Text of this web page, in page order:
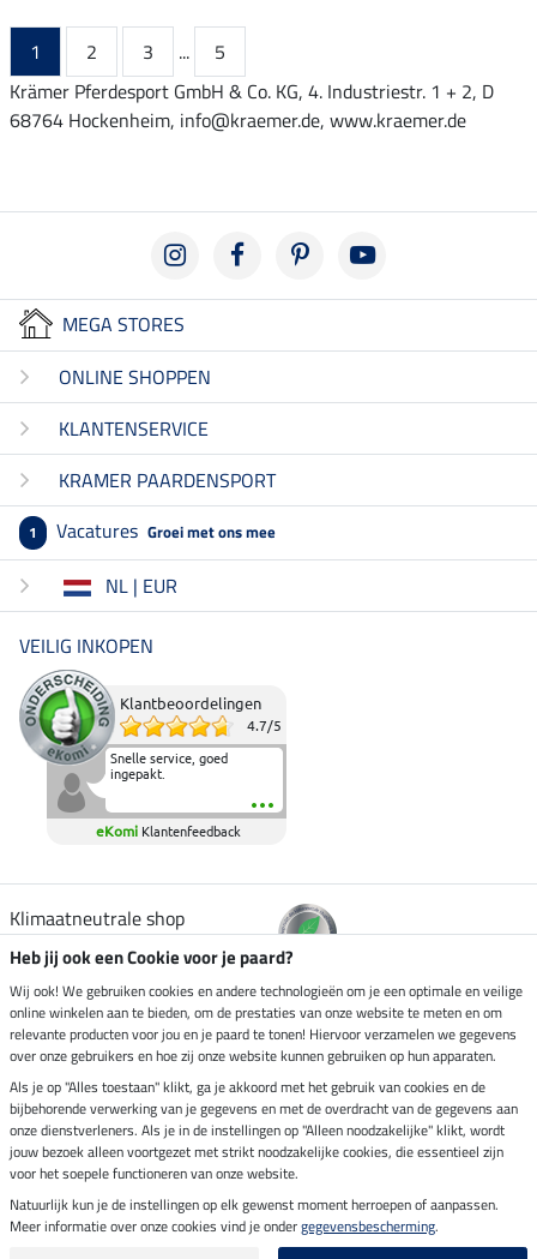
1 2 3 ...
5
Krämer Pferdesport GmbH & Co. KG, 4. Industriestr. 1 + 2, D
68764 Hockenheim, info@kraemer.de, www.kraemer.de
MEGA STORES
ONLINE SHOPPEN
KLANTENSERVICE
KRAMER PAARDENSPORT
1 Vacatures Groei met ons mee
NL | EUR
VEILIG INKOPEN
Klantbeoordelingen
4.7/5
Snelle service, goed
ingepakt.
eKomi Klantenfeedback
Klimaatneutrale shop
Verzending per
Veilig betalen met
Impressum
Laatste update op 07.08.2026 om 14:39 uur
Heb jij ook een Cookie voor je paard?
Wij ook! We gebruiken cookies en andere technologieën om je een optimale en veilige
online winkelen aan te bieden, om de prestaties van onze website te meten en om
relevante producten voor jou en je paard te tonen! Hiervoor verzamelen we gegevens
over onze gebruikers en hoe zij onze website kunnen gebruiken op hun apparaten.
Als je op "Alles toestaan" klikt, ga je akkoord met het gebruik van cookies en de
bijbehorende verwerking van je gegevens en met de overdracht van de gegevens aan
onze dienstverleners. Als je in de instellingen op "Alleen noodzakelijke" klikt, wordt
jouw bezoek alleen voortgezet met strikt noodzakelijke cookies, die essentieel zijn
voor het soepele functioneren van onze website.
Natuurlijk kun je de instellingen op elk gewenst moment herroepen of aanpassen.
Meer informatie over onze cookies vind je ondergegevensbescherming.